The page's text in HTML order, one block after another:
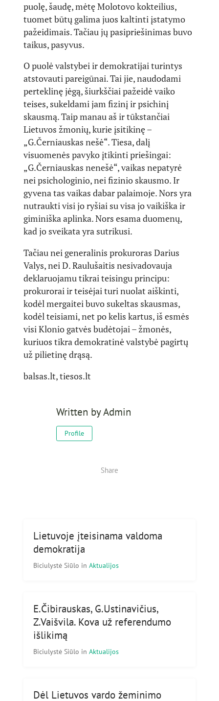
puolę, šaudę, mėtę Molotovo kokteilius,
tuomet būtų galima juos kaltinti įstatymo
pažeidimais. Tačiau jų pasipriešinimas buvo
taikus, pasyvus.
O puolė valstybei ir demokratijai turintys
atstovauti pareigūnai. Tai jie, naudodami
perteklinę jėgą, šiurkščiai pažeidė vaiko
teises, sukeldami jam fizinį ir psichinį
skausmą. Taip manau aš ir tūkstančiai
Lietuvos žmonių, kurie įsitikinę –
„G.Černiauskas nešė“. Tiesa, dalį
visuomenės pavyko įtikinti priešingai:
„G.Černiauskas nenešė“, vaikas nepatyrė
nei psichologinio, nei fizinio skausmo. Ir
gyvena tas vaikas dabar palaimoje. Nors yra
nutraukti visi jo ryšiai su visa jo vaikiška ir
giminiška aplinka. Nors esama duomenų,
kad jo sveikata yra sutrikusi.
Tačiau nei generalinis prokuroras Darius
Valys, nei D. Raulušaitis nesivadovauja
deklaruojamu tikrai teisingu principu:
prokurorai ir teisėjai turi nuolat aiškinti,
kodėl mergaitei buvo sukeltas skausmas,
kodėl teisiami, net po kelis kartus, iš esmės
visi Klonio gatvės budėtojai – žmonės,
kuriuos tikra demokratinė valstybė pagirtų
už pilietinę drąsą.
balsas.lt, tiesos.lt
Written byAdmin
Profile
Share
Lietuvoje įteisinama valdoma
demokratija
Biciulystė Siūlo in Aktualijos
E.Čibirauskas, G.Ustinavičius,
Z.Vaišvila. Kova už referendumo
išlikimą
Biciulystė Siūlo in Aktualijos
Dėl Lietuvos vardo žeminimo